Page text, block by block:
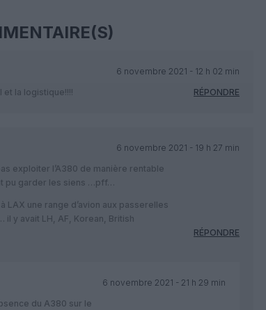
6 novembre 2021 - 12 h 02 min
et la logistique!!!!
RÉPONDRE
6 novembre 2021 - 19 h 27 min
exploiter l’A380 de manière rentable
pu garder les siens …pff…
LAX une range d’avion aux passerelles
y avait LH, AF, Korean, British
RÉPONDRE
6 novembre 2021 - 21 h 29 min
du A380 sur le